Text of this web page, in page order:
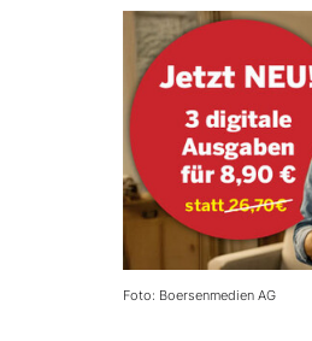
Foto: Boersenmedien AG